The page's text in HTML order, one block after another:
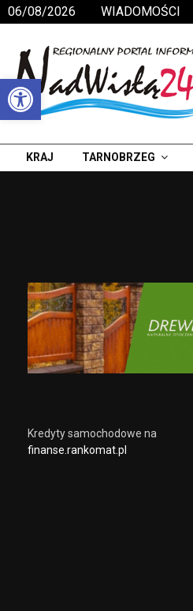
Otwórz pasek narzędzi
06/08/2026 WIADOMOŚCI
KRAJ TARNOBRZEG
Kredyty samochodowe na
finanse.rankomat.pl